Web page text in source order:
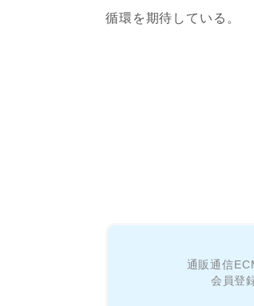
循環を期待している。
通販通信
会員登